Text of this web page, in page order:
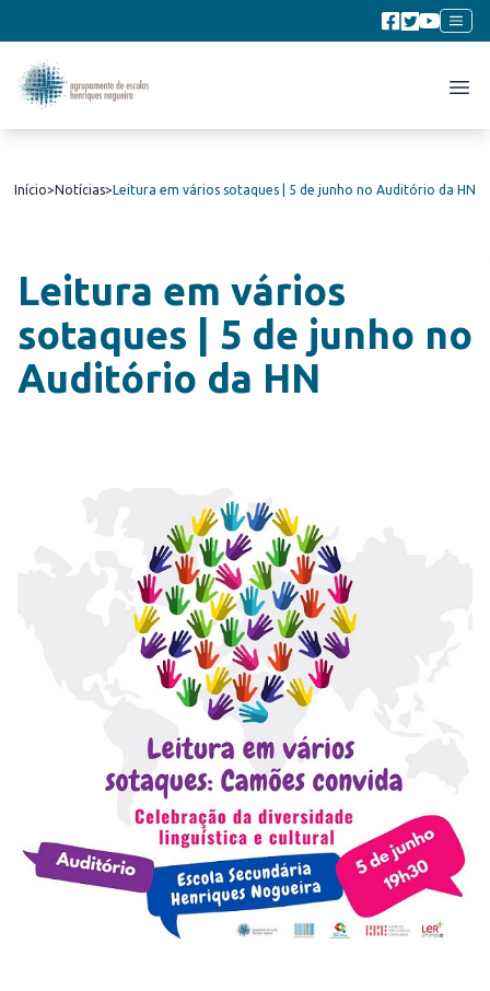
Início> Notícias> Leitura em vários sotaques | 5 de junho no Auditório da HN
Leitura em vários
sotaques | 5 de junho no
Auditório da HN